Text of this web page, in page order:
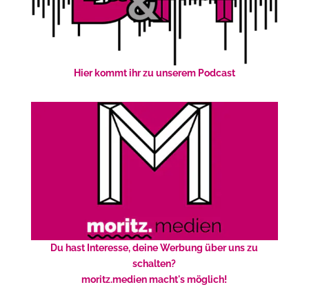
Hier kommt ihr zu unserem Podcast
Du hast Interesse, deine Werbung über uns zu
schalten?
moritz.medien macht's möglich!